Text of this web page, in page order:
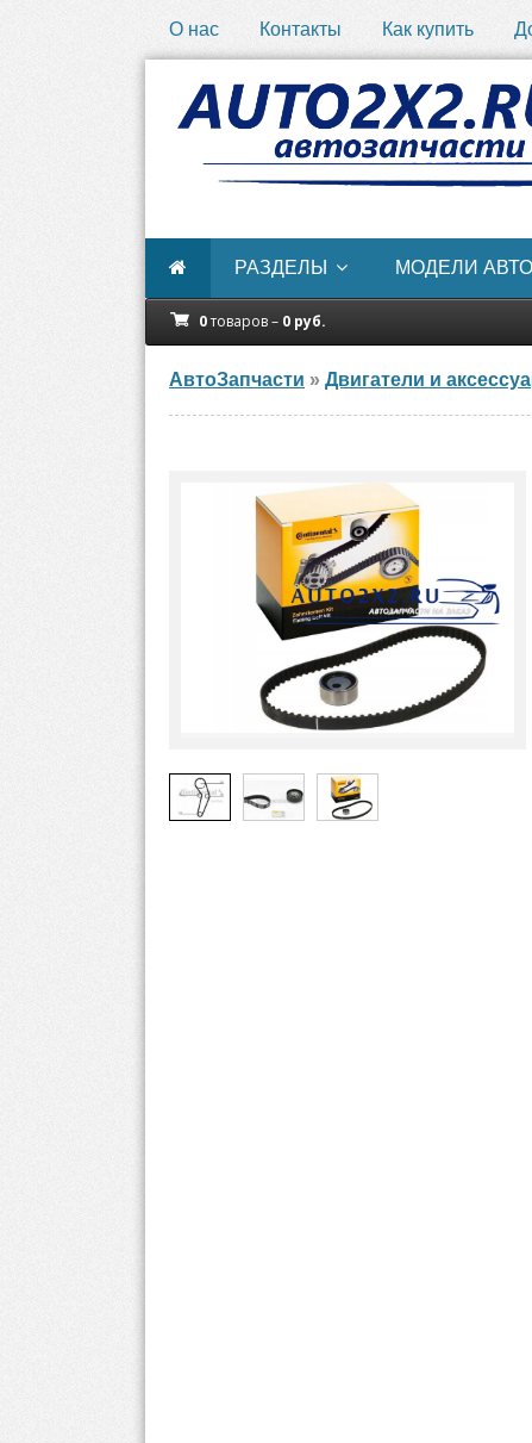
О нас Контакты Как купить
РАЗДЕЛЫ МОДЕЛИ АВТО
0товаров – 0 руб.
АвтоЗапчасти » Двигатели и